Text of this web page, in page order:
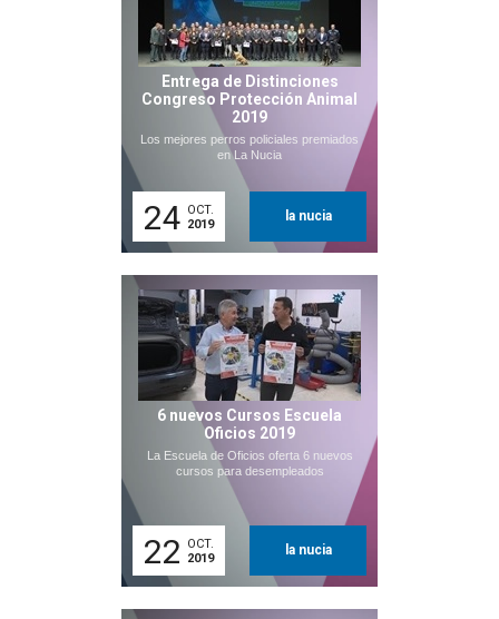
Entrega de Distinciones
Congreso Protección Animal
2019
Los mejores perros policiales premiados
en La Nucia
24 OCT.
2019
la nucia
6 nuevos Cursos Escuela
Oficios 2019
La Escuela de Oficios oferta 6 nuevos
cursos para desempleados
22
OCT.
2019
la nucia